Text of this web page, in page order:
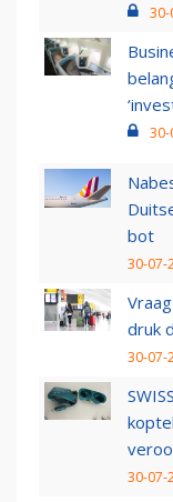
30-
30-
bot
30-07-
druk
30-07-
30-07-